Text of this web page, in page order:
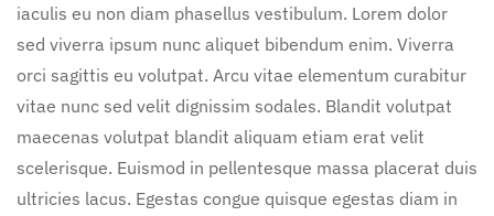
iaculis eu non diam phasellus vestibulum. Lorem dolor
sed viverra ipsum nunc aliquet bibendum enim. Viverra
orci sagittis eu volutpat. Arcu vitae elementum curabitur
vitae nunc sed velit dignissim sodales. Blandit volutpat
maecenas volutpat blandit aliquam etiam erat velit
scelerisque. Euismod in pellentesque massa placerat duis
ultricies lacus. Egestas congue quisque egestas diam in